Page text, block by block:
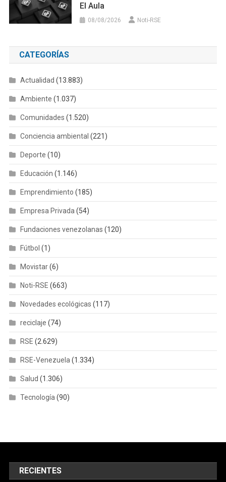
El Aula
08/08/2026 Noti-RSE
CATEGORÍAS
Actualidad (13.883)
Ambiente (1.037)
Comunidades (1.520)
Conciencia ambiental (221)
Deporte (10)
Educación (1.146)
Emprendimiento (185)
Empresa Privada (54)
Fundaciones venezolanas (120)
Fútbol (1)
Movistar(6)
Noti-RSE (663)
Novedades ecológicas (117)
reciclaje (74)
RSE (2.629)
RSE-Venezuela (1.334)
Salud (1.306)
Tecnología (90)
RECIENTES